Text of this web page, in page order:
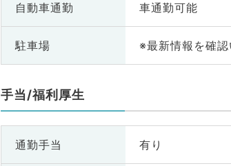
自動車通勤 車通勤可能
駐車場 ※最新情報を確
手当/福利厚生
通勤手当 有り